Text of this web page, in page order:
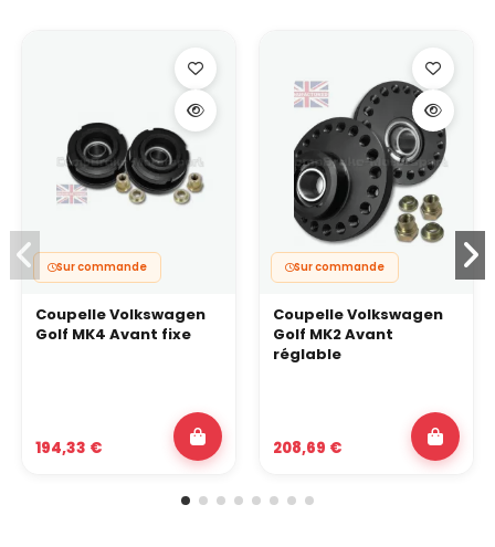
Sur commande
Coupelle Volkswagen
Golf MK4 Avant fixe
194,33 €
Sur commande
Coupelle Volkswagen
Golf MK2 Avant
réglable
208,69 €